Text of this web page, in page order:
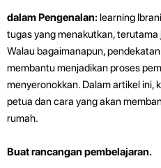
dalam Pengenalan:learning
tugas yang menakutkan,
Walau bagaimanapun,
membantu menjadikan proses
menyeronokkan. Dalam artikel ini,
petua dan cara yang akan
rumah.
Buat rancangan pembelajaran.